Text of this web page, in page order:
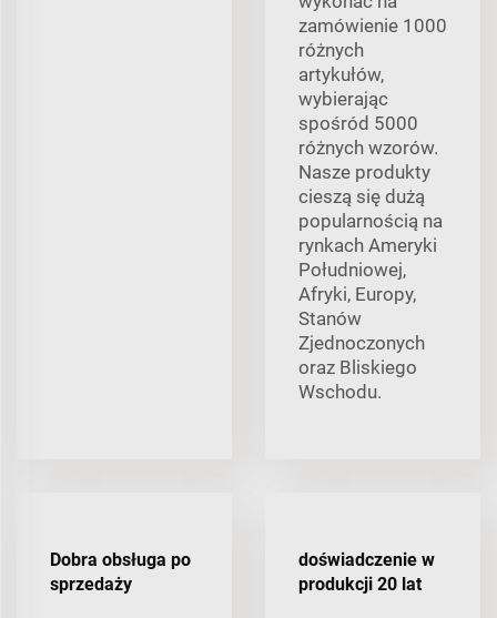
zamówienie 1000
różnych
artykułów,
wybierając
spośród 5000
różnych wzorów.
Nasze produkty
cieszą się dużą
popularnością na
rynkach Ameryki
Południowej,
Afryki, Europy,
Stanów
Zjednoczonych
oraz Bliskiego
Wschodu.
Dobra obsługa po
sprzedaży
doświadczenie w
produkcji 20 lat